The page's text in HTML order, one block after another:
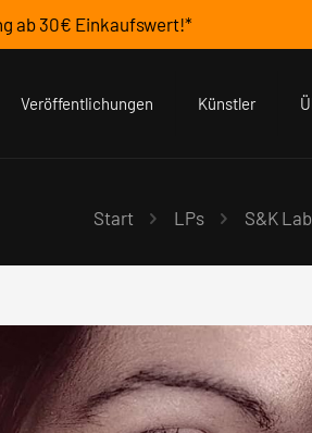
ab 30€ Einkaufswert!*
Veröffentlichungen Künstler
Start LPs S&K